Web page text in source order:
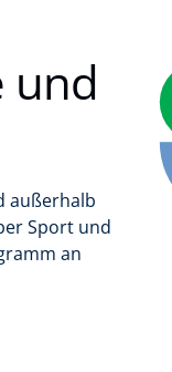
und
außerhalb
Sport und
an